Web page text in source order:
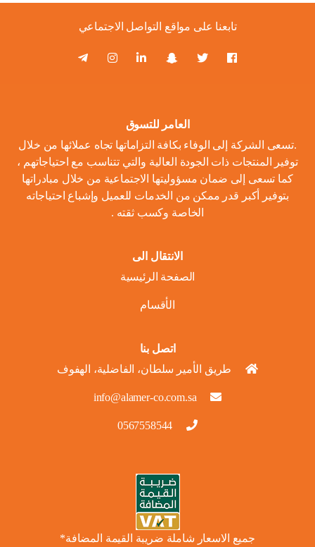
تابعنا على مواقع التواصل الاجتماعي
العامر للتسوق
.تسعى الشركة إلى الوفاء بكافة التزاماتها تجاه عملائها من خلال
توفير المنتجات ذات الجودة العالية والتي تتناسب مع احتياجاتهم ،
كما تسعى إلى ضمان مسؤوليتها الاجتماعية من خلال مبادراتها
بتوفير أكبر قدر ممكن من الخدمات للعميل وإشباع احتياجاته
الخاصة وكسب ثقته .
الانتقال الى
الصفحة الرئيسية
الأقسام
اتصل بنا
طريق الأمير سلطان، الفاضلية، الهفوف
info@alamer-co.com.sa
0567558544
جميع الاسعار شاملة ضريبة القيمة المضافة*